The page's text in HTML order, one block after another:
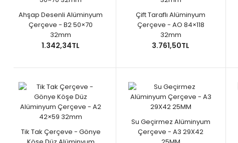
Ahşap Desenli Alüminyum
Çerçeve - B2 50×70
32mm
1.342,34TL
Çift Taraflı Alüminyum
Çerçeve - AO 84×118
32mm
3.761,50TL
Tik Tak Çerçeve - Gönye
Su Geçirmez Alüminyum
Çerçeve - A3 29X42